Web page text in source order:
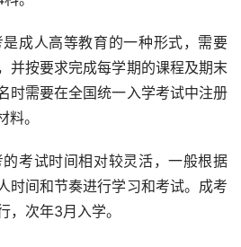
成人高等教育的一种形式，需要
并按要求完成每学期的课程及期末
时需要在全国统一入学考试中注册
。
考试时间相对较灵活，一般根据
时间和节奏进行学习和考试。成考
，次年3月入学。